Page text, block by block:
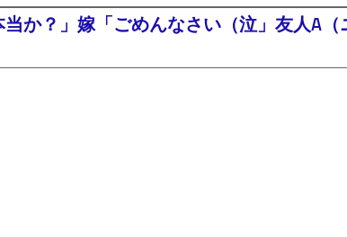
か？」嫁「ごめんなさい（泣」友人A